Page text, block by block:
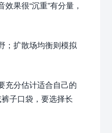
果很“沉重”有分量，
；扩散场均衡则模拟
充分估计适合自己的
子口袋，要选择长